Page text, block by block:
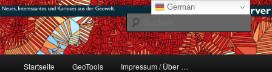
Zum
primären
Inhalt
springen#geoObserver
mikeE's GeoBlog
Startseite GeoTools Impressum / Über …
German